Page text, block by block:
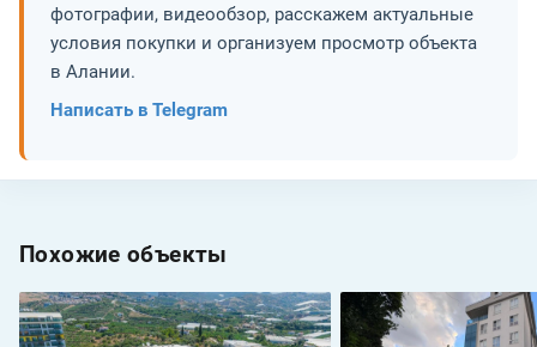
фотографии, видеообзор, расскажем актуальные
условия покупки и организуем просмотр объекта
в Алании.
Написать в Telegram
Похожие объекты